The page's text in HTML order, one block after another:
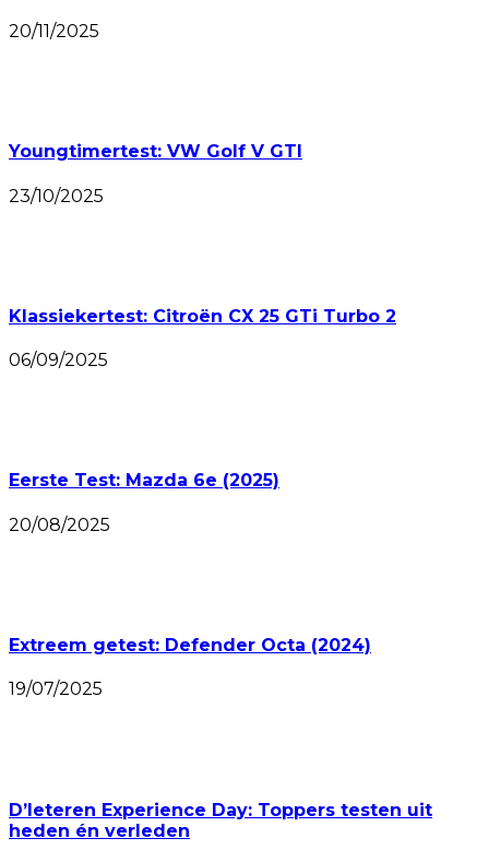
20/11/2025
Youngtimertest: VW Golf V GTI
23/10/2025
Klassiekertest: Citroën CX 25 GTi Turbo 2
06/09/2025
Eerste Test: Mazda 6e (2025)
20/08/2025
Extreem getest: Defender Octa (2024)
19/07/2025
D’Ieteren Experience Day: Toppers testen uit
heden én verleden